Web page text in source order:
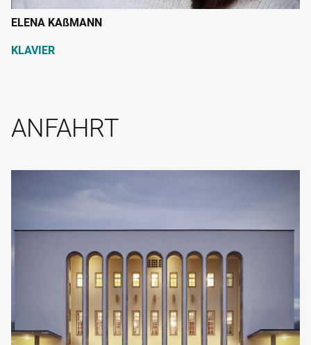
ELENA KAßMANN
KLAVIER
ANFAHRT